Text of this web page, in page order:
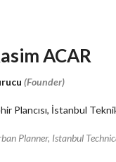
ACAR
(Founder)
Plancısı, İstanbul
Planner, Istanbul